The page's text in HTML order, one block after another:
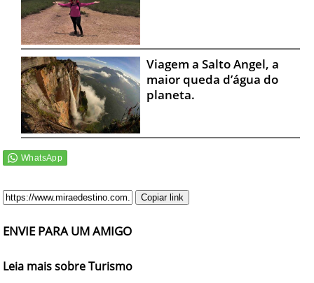
Viagem a Salto Angel, a
maior queda d’água do
planeta.
Copiar link
ENVIE PARA UM AMIGO
Leia mais sobre Turismo